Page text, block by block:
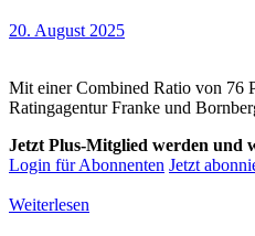
20. August 2025
Mit einer Combined Ratio von 76
Ratingagentur Franke und
Jetzt Plus-Mitglied werden und
Login für Abonnenten Jetzt
Weiterlesen